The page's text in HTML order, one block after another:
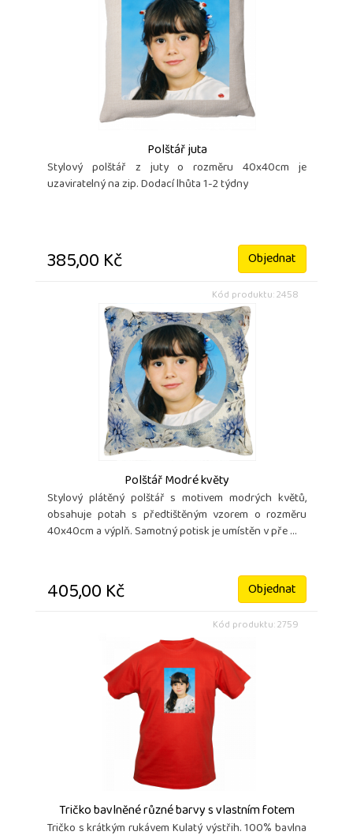
Polštář juta
Stylový polštář z juty o rozměru 40x40cm je
uzaviratelný na zip. Dodací lhůta 1-2 týdny
385,00 Kč Objednat
Kód produktu: 2458
Polštář Modré květy
Stylový plátěný polštář s motivem modrých květů,
obsahuje potah s předtištěným vzorem o rozměru
40x40cm a výplň. Samotný potisk je umístěn v pře ...
405,00 Kč Objednat
Kód produktu: 2759
Tričko bavlněné různé barvy s vlastním fotem
Tričko s krátkým rukávem Kulatý výstřih. 100% bavlna